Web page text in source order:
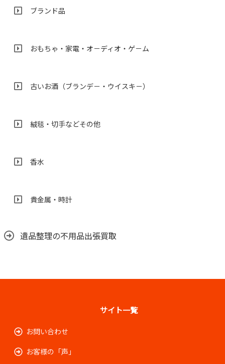
ブランド品
おもちゃ・家電・オ－ディオ・ゲ－ム
古いお酒（ブランデ－・ウイスキ－）
絨毯・切手などその他
香水
貴金属・時計
遺品整理の不用品出張買取
サイト一覧
お問い合わせ
お客様の「声」